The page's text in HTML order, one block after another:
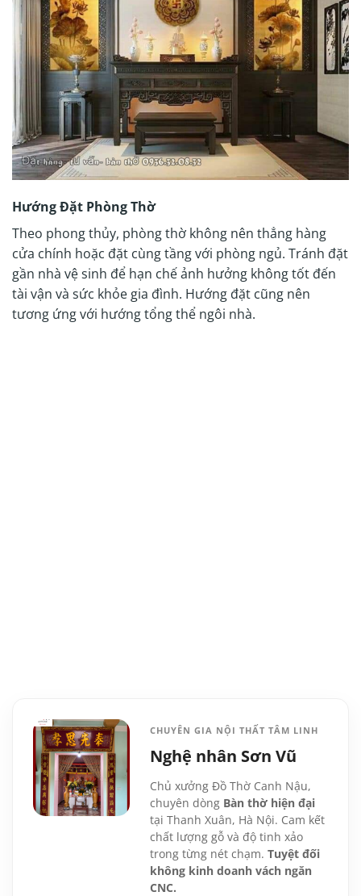
Hướng Đặt Phòng Thờ
Theo phong thủy, phòng thờ không nên thẳng hàng
cửa chính hoặc đặt cùng tầng với phòng ngủ. Tránh đặt
gần nhà vệ sinh để hạn chế ảnh hưởng không tốt đến
tài vận và sức khỏe gia đình. Hướng đặt cũng nên
tương ứng với hướng tổng thể ngôi nhà.
CHUYÊN GIA NỘI THẤT TÂM LINH
Nghệ nhân Sơn Vũ
Chủ xưởng Đồ Thờ Canh Nậu,
chuyên dòng Bàn thờ hiện đại
tại Thanh Xuân, Hà Nội. Cam kết
chất lượng gỗ và độ tinh xảo
trong từng nét chạm. Tuyệt đối
không kinh doanh vách ngăn
CNC.